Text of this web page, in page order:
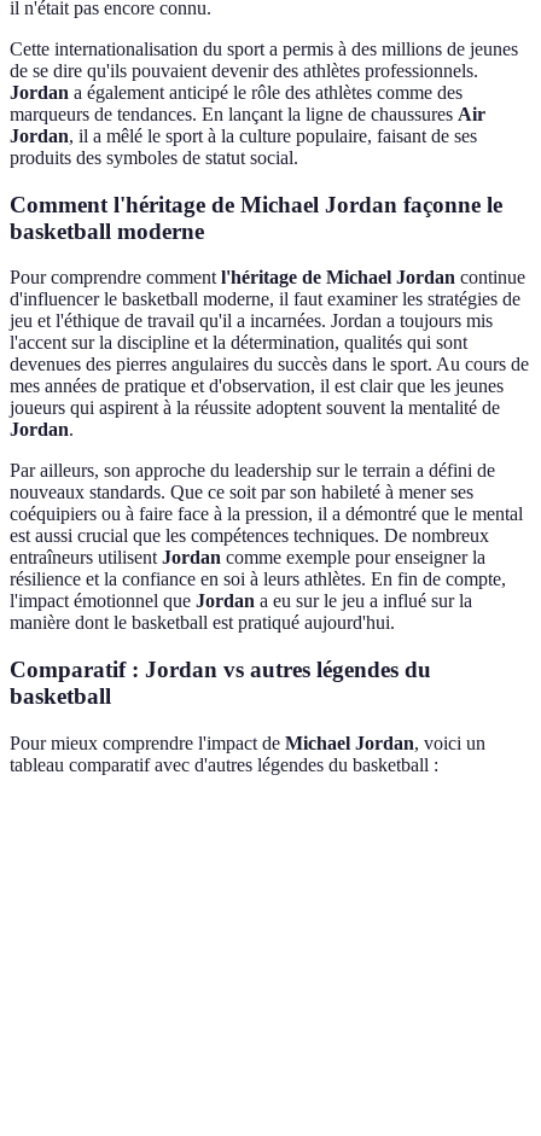
il n'était pas encore connu.
Cette internationalisation du sport a permis à des millions de jeunes
de se dire qu'ils pouvaient devenir des athlètes professionnels.
Jordan a également anticipé le rôle des athlètes comme des
marqueurs de tendances. En lançant la ligne de chaussures Air
Jordan, il a mêlé le sport à la culture populaire, faisant de ses
produits des symboles de statut social.
Comment l'héritage de Michael Jordan façonne le
basketball moderne
Pour comprendre comment l'héritage de Michael Jordan continue
d'influencer le basketball moderne, il faut examiner les stratégies de
jeu et l'éthique de travail qu'il a incarnées. Jordan a toujours mis
l'accent sur la discipline et la détermination, qualités qui sont
devenues des pierres angulaires du succès dans le sport. Au cours de
mes années de pratique et d'observation, il est clair que les jeunes
joueurs qui aspirent à la réussite adoptent souvent la mentalité de
Jordan.
Par ailleurs, son approche du leadership sur le terrain a défini de
nouveaux standards. Que ce soit par son habileté à mener ses
coéquipiers ou à faire face à la pression, il a démontré que le mental
est aussi crucial que les compétences techniques. De nombreux
entraîneurs utilisent Jordan comme exemple pour enseigner la
résilience et la confiance en soi à leurs athlètes. En fin de compte,
l'impact émotionnel que Jordan a eu sur le jeu a influé sur la
manière dont le basketball est pratiqué aujourd'hui.
Comparatif : Jordan vs autres légendes du
basketball
Pour mieux comprendre l'impact de Michael Jordan, voici un
tableau comparatif avec d'autres légendes du basketball :